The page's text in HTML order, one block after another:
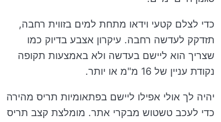
כדי לצלם קטעי וידאו מתחת למים בזווית רחבה,
תזדקק לעדשה רחבה. עיקרון אצבע בדיוק כמו
שצריך הוא ליישם בעדשה ולא באמצעות תקופה
נקודת עניין של 16 מ"מ או יותר.
יהיה לך אולי אפילו ליישם בפתאומיות תריס מהירה
כדי לעכב טשטוש מבקרי אתר. מומלצת קצב תריס